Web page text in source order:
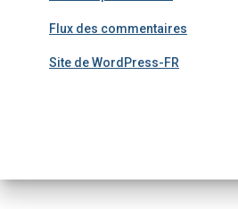
Flux des commentaires
Site de WordPress-FR